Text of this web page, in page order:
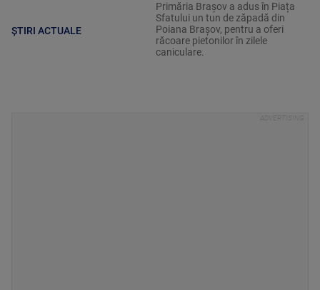
ȘTIRI ACTUALE
Primăria Brașov a adus în Piața
Sfatului un tun de zăpadă din
Poiana Brașov, pentru a oferi
răcoare pietonilor în zilele
caniculare.